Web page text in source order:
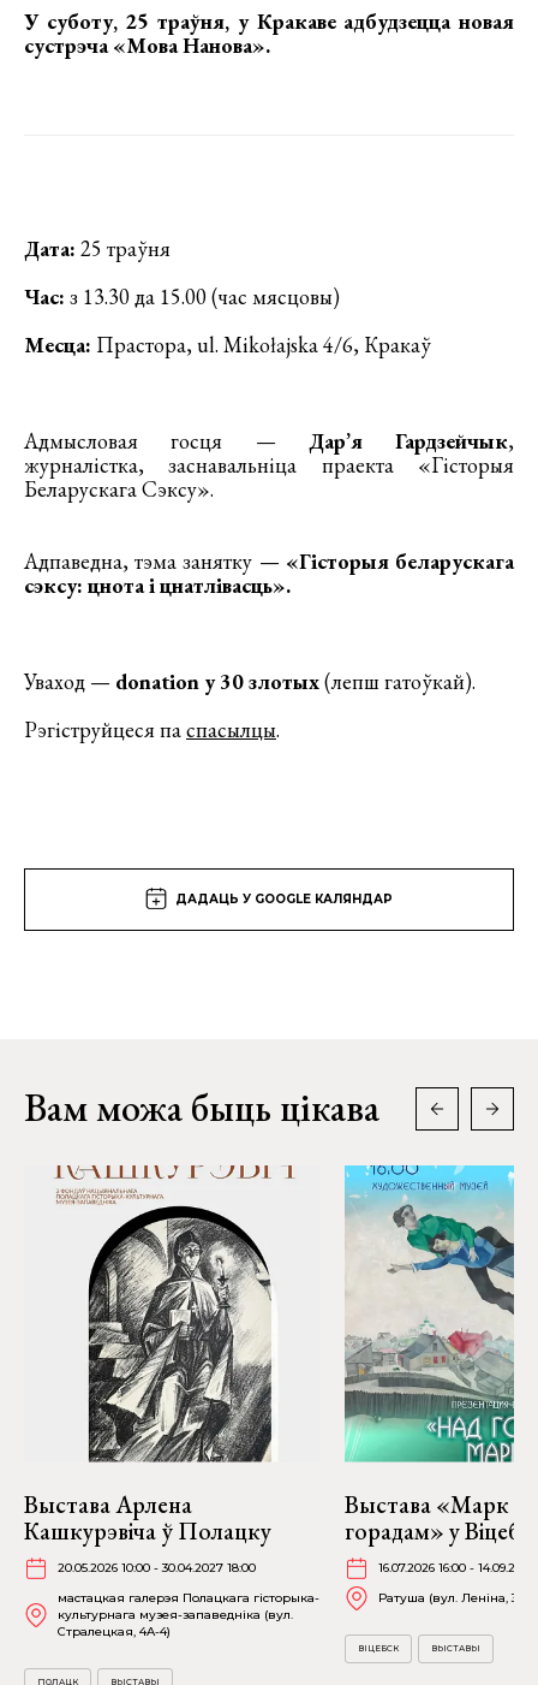
У суботу, 25 траўня, у Кракаве адбудзецца новая
сустрэча «Мова Нанова».
Дата: 25 траўня
Час: з 13.30 да 15.00 (час мясцовы)
Месца: Прастора, ul. Mikołajska 4/6, Кракаў
Адмысловая госця — Дар’я Гардзейчык,
журналістка, заснавальніца праекта «Гісторыя
Беларускага Сэксу».
Адпаведна, тэма занятку — «Гісторыя беларускага
сэксу: цнота і цнатлівасць».
Уваход — donation у 30 злотых(лепш гатоўкай).
Рэгіструйцеся паспасылцы.
ДАДАЦЬ У GOOGLE КАЛЯНДАР
Вам можа быць цікава
Выстава Арлена
Кашкурэвіча ў Полацку
20.05.2026 10:00 - 30.04.2027 18:00
мастацкая галерэя Полацкага гісторыка-
культурнага музея-запаведніка (вул.
Стралецкая, 4A-4)
ПОЛАЦК ВЫСТАВЫ
Выстава «Марк
горадам» у
16.07.2026 16:00 -
Ратуша (вул. Леніна, 36)
ВІЦЕБСК ВЫСТАВЫ